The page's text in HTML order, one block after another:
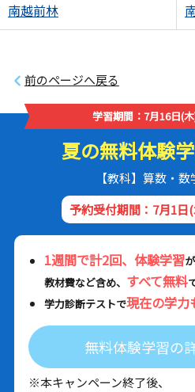
南越前林
前のページへ戻る
学習期間：7月16日(
夏の無料体験
【教科】算数・
予約受付期間：7月1日
1週間で計2回、体験学習
教材費など含め、 すべて無料
学力診断テストで現在の学力
無料体験学習の
※本キャンペーン終了後、